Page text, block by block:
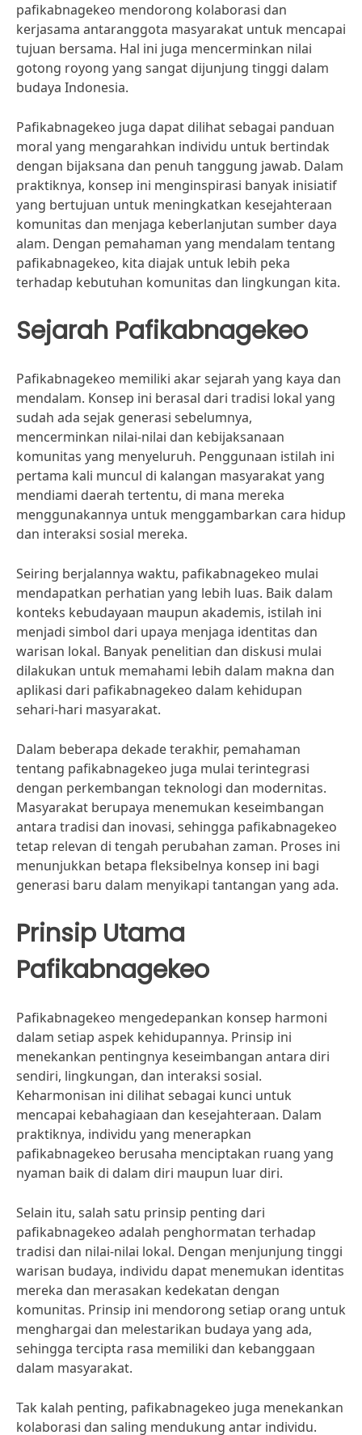
pafikabnagekeo mendorong kolaborasi dan
kerjasama antaranggota masyarakat untuk mencapai
tujuan bersama. Hal ini juga mencerminkan nilai
gotong royong yang sangat dijunjung tinggi dalam
budaya Indonesia.
Pafikabnagekeo juga dapat dilihat sebagai panduan
moral yang mengarahkan individu untuk bertindak
dengan bijaksana dan penuh tanggung jawab. Dalam
praktiknya, konsep ini menginspirasi banyak inisiatif
yang bertujuan untuk meningkatkan kesejahteraan
komunitas dan menjaga keberlanjutan sumber daya
alam. Dengan pemahaman yang mendalam tentang
pafikabnagekeo, kita diajak untuk lebih peka
terhadap kebutuhan komunitas dan lingkungan kita.
Sejarah Pafikabnagekeo
Pafikabnagekeo memiliki akar sejarah yang kaya dan
mendalam. Konsep ini berasal dari tradisi lokal yang
sudah ada sejak generasi sebelumnya,
mencerminkan nilai-nilai dan kebijaksanaan
komunitas yang menyeluruh. Penggunaan istilah ini
pertama kali muncul di kalangan masyarakat yang
mendiami daerah tertentu, di mana mereka
menggunakannya untuk menggambarkan cara hidup
dan interaksi sosial mereka.
Seiring berjalannya waktu, pafikabnagekeo mulai
mendapatkan perhatian yang lebih luas. Baik dalam
konteks kebudayaan maupun akademis, istilah ini
menjadi simbol dari upaya menjaga identitas dan
warisan lokal. Banyak penelitian dan diskusi mulai
dilakukan untuk memahami lebih dalam makna dan
aplikasi dari pafikabnagekeo dalam kehidupan
sehari-hari masyarakat.
Dalam beberapa dekade terakhir, pemahaman
tentang pafikabnagekeo juga mulai terintegrasi
dengan perkembangan teknologi dan modernitas.
Masyarakat berupaya menemukan keseimbangan
antara tradisi dan inovasi, sehingga pafikabnagekeo
tetap relevan di tengah perubahan zaman. Proses ini
menunjukkan betapa fleksibelnya konsep ini bagi
generasi baru dalam menyikapi tantangan yang ada.
Prinsip Utama
Pafikabnagekeo
Pafikabnagekeo mengedepankan konsep harmoni
dalam setiap aspek kehidupannya. Prinsip ini
menekankan pentingnya keseimbangan antara diri
sendiri, lingkungan, dan interaksi sosial.
Keharmonisan ini dilihat sebagai kunci untuk
mencapai kebahagiaan dan kesejahteraan. Dalam
praktiknya, individu yang menerapkan
pafikabnagekeo berusaha menciptakan ruang yang
nyaman baik di dalam diri maupun luar diri.
Selain itu, salah satu prinsip penting dari
pafikabnagekeo adalah penghormatan terhadap
tradisi dan nilai-nilai lokal. Dengan menjunjung tinggi
warisan budaya, individu dapat menemukan identitas
mereka dan merasakan kedekatan dengan
komunitas. Prinsip ini mendorong setiap orang untuk
menghargai dan melestarikan budaya yang ada,
sehingga tercipta rasa memiliki dan kebanggaan
dalam masyarakat.
Tak kalah penting, pafikabnagekeo juga menekankan
kolaborasi dan saling mendukung antar individu.